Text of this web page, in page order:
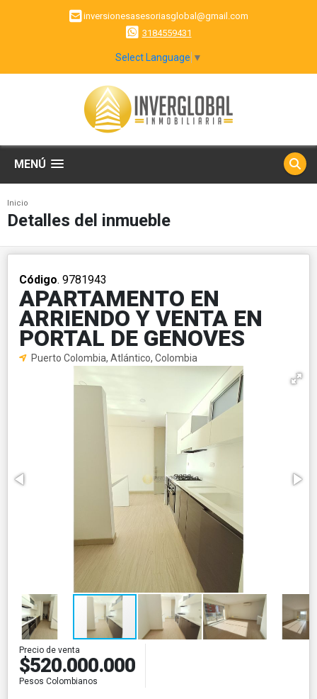
inversionesasesoriasglobal@gmail.com
3184559431
Select Language ▼
MENÚ
Inicio
Detalles del inmueble
Código. 9781943
APARTAMENTO EN
ARRIENDO Y VENTA EN
PORTAL DE GENOVES
Puerto Colombia, Atlántico, Colombia
Precio de venta
$520.000.000
Pesos Colombianos